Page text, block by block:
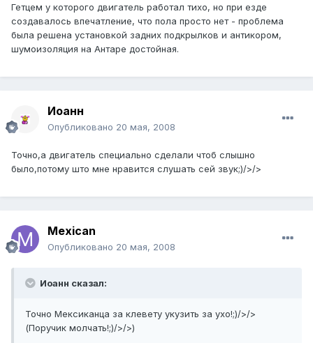
Гетцем у которого двигатель работал тихо, но при езде
создавалось впечатление, что пола просто нет - проблема
была решена установкой задних подкрылков и антикором,
шумоизоляция на Антаре достойная.
Иоанн
Опубликовано 20 мая, 2008
Точно,а двигатель специально сделали чтоб слышно
было,потому што мне нравится слушать сей звук;)/>/>
Mexican
Опубликовано 20 мая, 2008
Иоанн сказал:
Точно Мексиканца за клевету укузить за ухо!;)/>/>
(Поручик молчать!;)/>/>)